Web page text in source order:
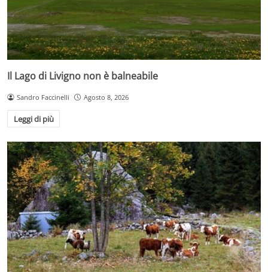
Il Lago di Livigno non è balneabile
Sandro Faccinelli Agosto 8, 2026
Leggi di più